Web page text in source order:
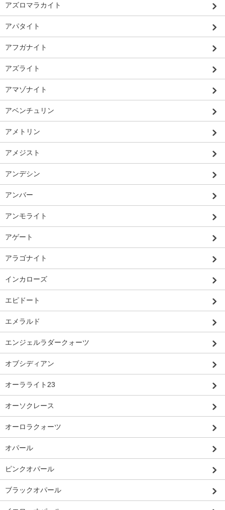
アズロマラカイト
アパタイト
アフガナイト
アズライト
アマゾナイト
アベンチュリン
アメトリン
アメジスト
アンデシン
アンバー
アンモライト
アゲート
アラゴナイト
インカローズ
エピドート
エメラルド
エンジェルラダークォーツ
オブシディアン
オーラライト23
オーソクレース
オーロラクォーツ
オパール
ピンクオパール
ブラックオパール